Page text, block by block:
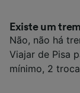
Existe um
Não, não há
Viajar de Pisa
mínimo, 2